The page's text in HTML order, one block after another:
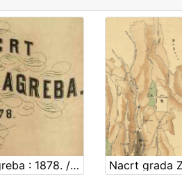
Nacrt grada Zagreba : 1878. / sastavio gradski gradjevni ured